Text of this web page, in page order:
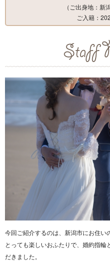
（ご出身地：新
ご入籍：
今回ご紹介するのは、新潟市にお住い
とっても楽しいおふたりで、婚約指
だきました。